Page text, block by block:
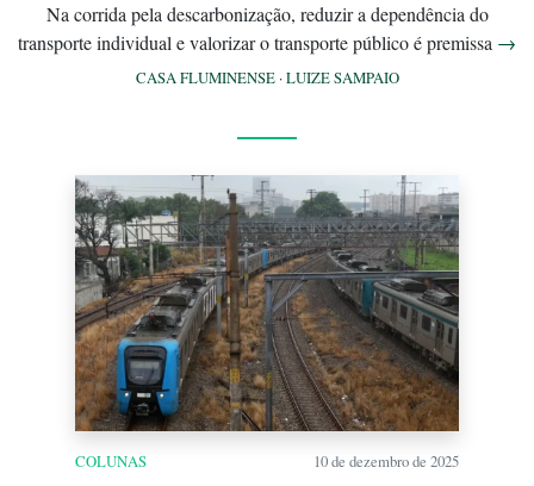
Na corrida pela descarbonização, reduzir a dependência do
transporte individual e valorizar o transporte público é premissa →
CASA FLUMINENSE·LUIZE SAMPAIO
COLUNAS 10 de dezembro de 2025